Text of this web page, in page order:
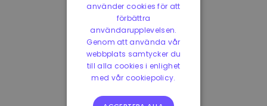
använder cookies för att
förbättra
användarupplevelsen.
Genom att använda vår
webbplats samtycker du
till alla cookies i enlighet
med vår cookiepolicy.